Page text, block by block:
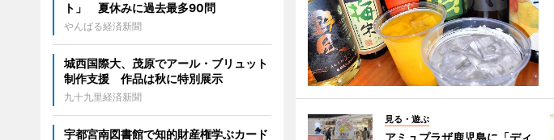
見る・遊ぶ
アミュプラザ鹿児島に「ディ
ト」 夏休みに過去最多90問
やんばる経済新聞
城西国際大、茂原でアール・ブリュット
制作支援 作品は秋に特別展示
九十九里経済新聞
宇都宮南図書館で知的財産権学ぶカード